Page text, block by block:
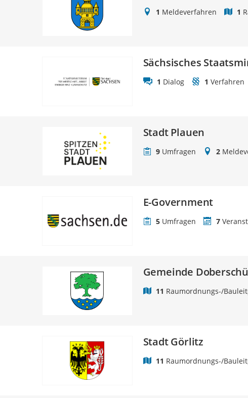
1 Meldeverfahren 1
Sächsisches
1 Dialog 1 Verfahren
Stadt Plauen
9 Umfragen 2
E-Government
5 Umfragen 7
Gemeinde
11 Raumordnungs-/
Stadt Görlitz
11 Raumordnungs-/